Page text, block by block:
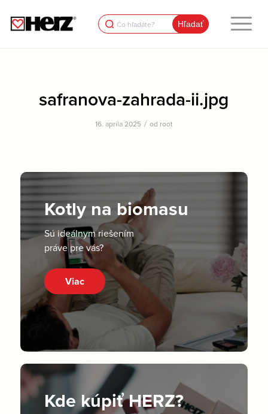
Search
for:
safranova-zahrada-ii.jpg
16. apríla 2025 / od root
Kotly na biomasu
Sú ideálnym riešením
práve pre vás?
Viac
Kde kúpiť HERZ?